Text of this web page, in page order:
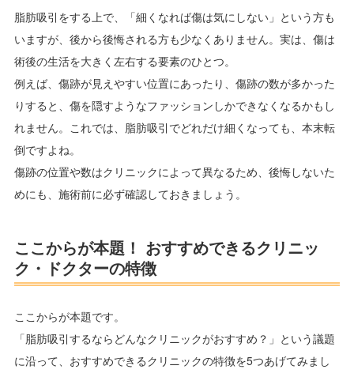
脂肪吸引をする上で、「細くなれば傷は気にしない」という方も
いますが、後から後悔される方も少なくありません。実は、傷は
術後の生活を大きく左右する要素のひとつ。
例えば、傷跡が見えやすい位置にあったり、傷跡の数が多かった
りすると、傷を隠すようなファッションしかできなくなるかもし
れません。これでは、脂肪吸引でどれだけ細くなっても、本末転
倒ですよね。
傷跡の位置や数はクリニックによって異なるため、後悔しないた
めにも、施術前に必ず確認しておきましょう。
ここからが本題！ おすすめできるクリニッ
ク・ドクターの特徴
ここからが本題です。
「脂肪吸引するならどんなクリニックがおすすめ？」という議題
に沿って、おすすめできるクリニックの特徴を5つあげてみまし